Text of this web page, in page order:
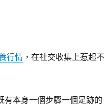
行情，在社交收集上惹起不
有本身一個步驟一個足跡的